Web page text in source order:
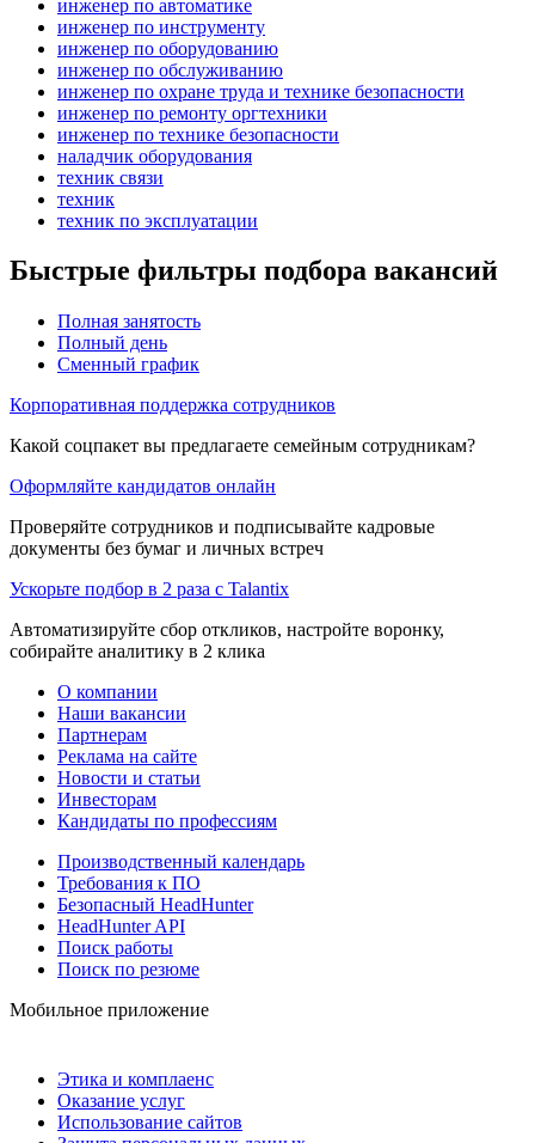
инженер по автоматике
инженер по инструменту
инженер по оборудованию
инженер по обслуживанию
инженер по охране труда и технике безопасности
инженер по ремонту оргтехники
инженер по технике безопасности
наладчик оборудования
техник связи
техник
техник по эксплуатации
Быстрые фильтры подбора вакансий
Полная занятость
Полный день
Сменный график
Корпоративная поддержка сотрудников
Какой соцпакет вы предлагаете семейным сотрудникам?
Оформляйте кандидатов онлайн
Проверяйте сотрудников и подписывайте кадровые
документы без бумаг и личных встреч
Ускорьте подбор в 2 раза с Talantix
Автоматизируйте сбор откликов, настройте воронку,
собирайте аналитику в 2 клика
О компании
Наши вакансии
Партнерам
Реклама на сайте
Новости и статьи
Инвесторам
Кандидаты по профессиям
Производственный календарь
Требования к ПО
Безопасный HeadHunter
HeadHunter API
Поиск работы
Поиск по резюме
Мобильное приложение
Этика и комплаенс
Оказание услуг
Использование сайтов